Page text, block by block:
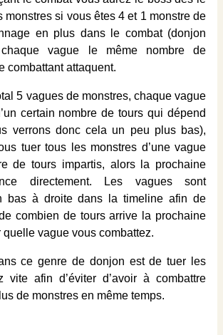
monstres si vous êtes 4 et 1 monstre de
en plus dans le combat (donjon
vague le même nombre de
combattant attaquent.
5 vagues de monstres, chaque vague
certain nombre de tours qui dépend
verrons donc cela un peu plus bas),
tuer tous les monstres d’une vague
de tours impartis, alors la prochaine
directement. Les vagues sont
bas à droite dans la timeline afin de
combien de tours arrive la prochaine
vague vous combattez.
ce genre de donjon est de tuer les
vite afin d’éviter d’avoir à combattre
de monstres en même temps.